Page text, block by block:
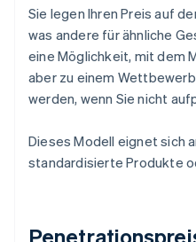
Sie legen Ihren Preis auf
was andere für ähnliche
eine Möglichkeit, mit dem
aber zu einem
werden, wenn Sie nicht
Dieses Modell eignet sich
standardisierte Produkte